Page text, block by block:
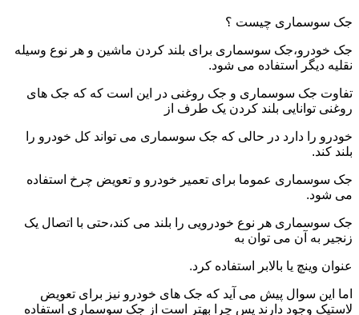
جک سوسماری چیست ؟
جک خودرو،جک سوسماری برای بلند کردن ماشین و هر نوع وسیله
نقلیه دیگر استفاده می شود.
تفاوت جک سوسماری و جک روغنی در این است که که جک های
روغنی توانایی بلند کردن یک طرف از
خودرو را دارد در حالی که جک سوسماری می تواند کل خودرو را
بلند کند.
جک سوسماری عموما برای تعمیر خودرو و تعویض چرخ استفاده
می شود.
جک سوسماری هر نوع خودرویی را بلند می کند،حتی با اتصال یک
زنجیر به آن می توان به
عنوان وینچ یا بالابر استفاده کرد.
اما این سوال پیش می آید که جک های خودرو نیز برای تعویض
لاستیک وجود دارند پس چرا بهتر است از جک سوسماری استفاده